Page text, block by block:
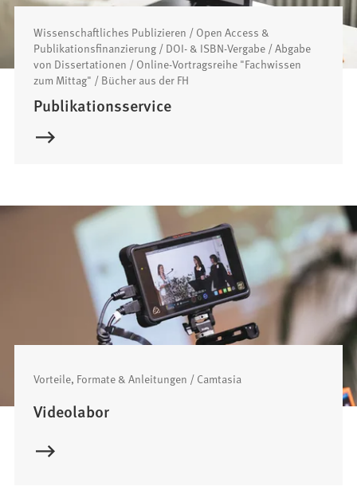
Wissenschaftliches Publizieren / Open Access &
Publikationsfinanzierung / DOI- & ISBN-Vergabe / Abgabe
von Dissertationen / Online-Vortragsreihe "Fachwissen
zum Mittag" / Bücher aus der FH
Publikationsservice
Vorteile, Formate & Anleitungen / Camtasia
Videolabor